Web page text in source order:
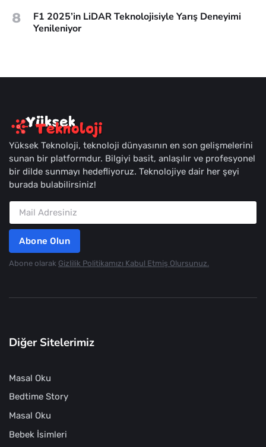
8
F1 2025’in LiDAR Teknolojisiyle Yarış Deneyimi
Yenileniyor
Yüksek Teknoloji, teknoloji dünyasının en son gelişmelerini
sunan bir platformdur. Bilgiyi basit, anlaşılır ve profesyonel
bir dilde sunmayı hedefliyoruz. Teknolojiye dair her şeyi
burada bulabilirsiniz!
Abone Olun
Abone olarak Gizlilik Politikamızı Kabul Etmiş Olursunuz.
Diğer Sitelerimiz
Masal Oku
Bedtime Story
Masal Oku
Bebek İsimleri